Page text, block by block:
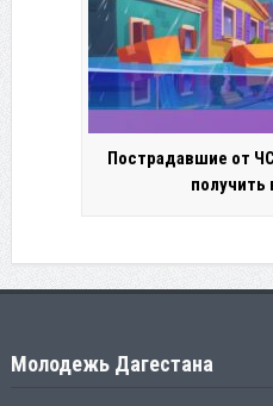
Пострадавшие от
Молодежь Дагестана